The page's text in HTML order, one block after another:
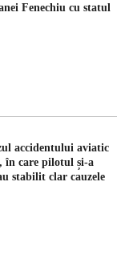
Fenechiu cu statul
accidentului aviatic
în care pilotul și-a
stabilit clar cauzele